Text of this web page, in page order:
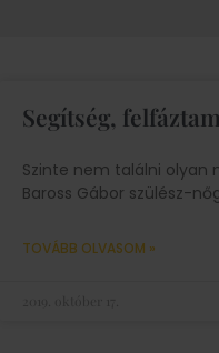
Segítség,
Szinte nem találni olyan
Baross Gábor szülész-
TOVÁBB OLVASOM »